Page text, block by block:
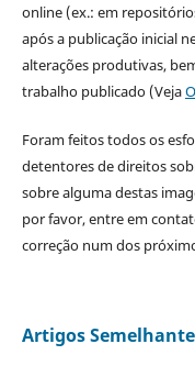
online (ex.: em
após a publicação inicial
alterações produtivas,
trabalho publicado (Veja
Foram feitos todos os
detentores de direitos
sobre alguma destas
por favor, entre em
correção num dos
Artigos